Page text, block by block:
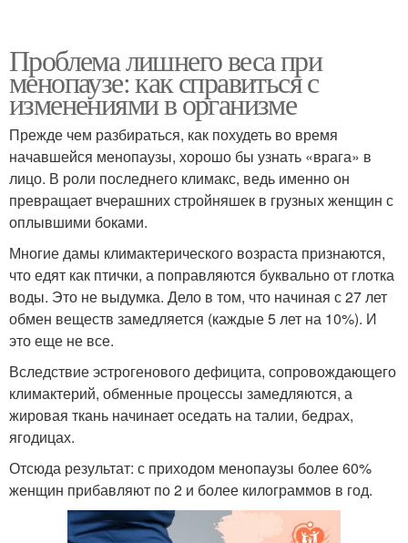
Проблема лишнего веса при
менопаузе: как справиться с
изменениями в организме
Прежде чем разбираться, как похудеть во время
начавшейся менопаузы, хорошо бы узнать «врага» в
лицо. В роли последнего климакс, ведь именно он
превращает вчерашних стройняшек в грузных женщин с
оплывшими боками.
Многие дамы климактерического возраста признаются,
что едят как птички, а поправляются буквально от глотка
воды. Это не выдумка. Дело в том, что начиная с 27 лет
обмен веществ замедляется (каждые 5 лет на 10%). И
это еще не все.
Вследствие эстрогенового дефицита, сопровождающего
климактерий, обменные процессы замедляются, а
жировая ткань начинает оседать на талии, бедрах,
ягодицах.
Отсюда результат: с приходом менопаузы более 60%
женщин прибавляют по 2 и более килограммов в год.